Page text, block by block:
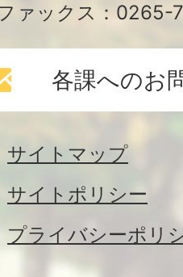
ァックス：0265-
各課へのお
サイトマップ
サイトポリシー
プライバシーポリ